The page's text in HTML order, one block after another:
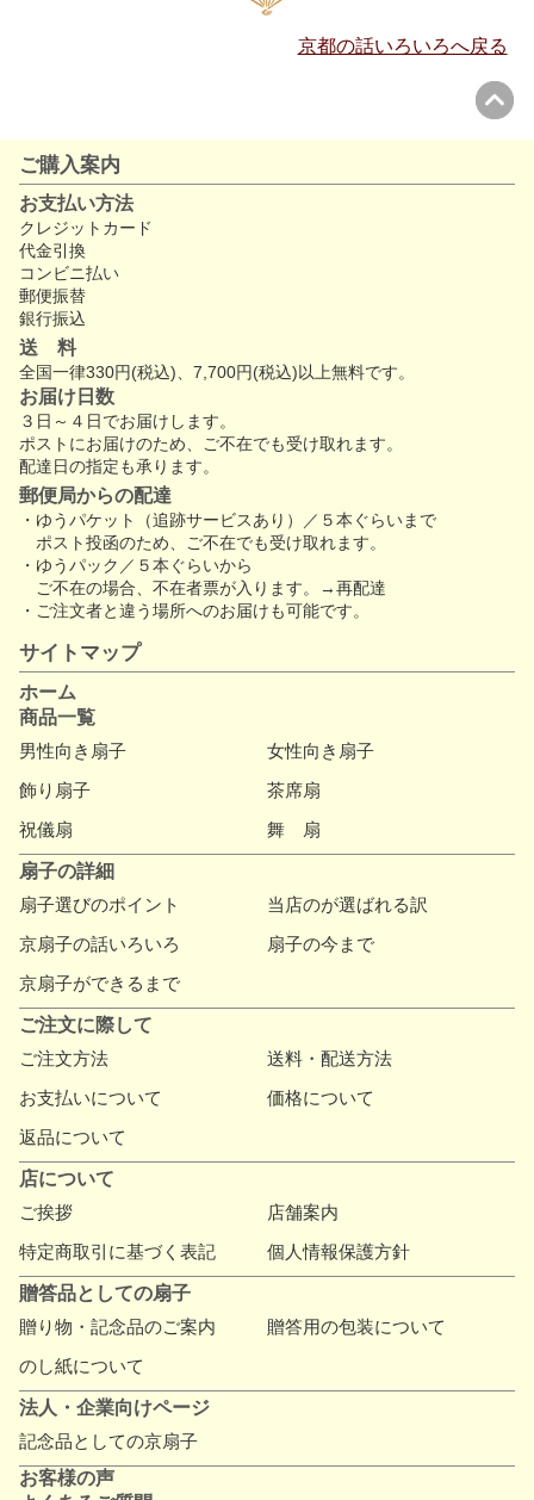
京都の話いろいろへ戻る
ご購入案内
お支払い方法
クレジットカード
代金引換
コンビニ払い
郵便振替
銀行振込
送 料
全国一律330円(税込)、7,700円(税込)以上無料です。
お届け日数
３日～４日でお届けします。
ポストにお届けのため、ご不在でも受け取れます。
配達日の指定も承ります。
郵便局からの配達
・ゆうパケット（追跡サービスあり）／５本ぐらいまで
ポスト投函のため、
ご不在でも受け取れます。
・ゆうパック／５本ぐらいから
ご不在の場合、不在者票が入ります。→再配達
・ご注文者と違う場所へのお届けも可能です。
サイトマップ
ホーム
商品一覧
男性向き扇子
女性向き扇子
飾り扇子
茶席扇
祝儀扇
舞 扇
扇子の詳細
扇子選びのポイント
当店のが選ばれる訳
京扇子の話いろいろ
扇子の今まで
京扇子ができるまで
ご注文に際して
ご注文方法
送料・配送方法
お支払いについて
価格について
返品について
店について
ご挨拶
店舗案内
特定商取引に基づく表記
個人情報保護方針
贈答品としての扇子
贈り物・記念品のご案内
贈答用の包装について
のし紙について
法人・企業向けページ
記念品としての京扇子
お客様の声